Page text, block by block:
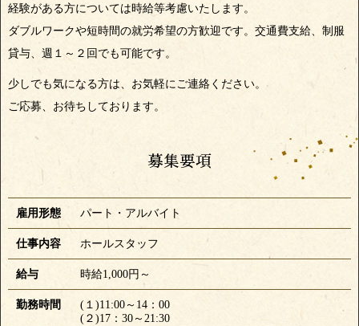
経験がある方については時給等考慮いたします。
ダブルワークや短時間の就労希望の方歓迎です。交通費支給、制服
貸与、週１～２回でも可能です。
少しでも気になる方は、お気軽にご連絡ください。
ご応募、お待ちしております。
募集要項
雇用形態 パート・アルバイト
仕事内容 ホールスタッフ
給与 時給1,000円～
勤務時間
(１)11:00～14：00
(２)17：30～21:30